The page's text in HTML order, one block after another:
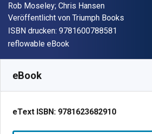
Autor(en)
Rob Moseley; Chris Hansen
Verleger
Veröffentlicht von Triumph Books
ISBN drucken: 9781600788581
Format
reflowable eBook
eBook
eText ISBN: 9781623682910